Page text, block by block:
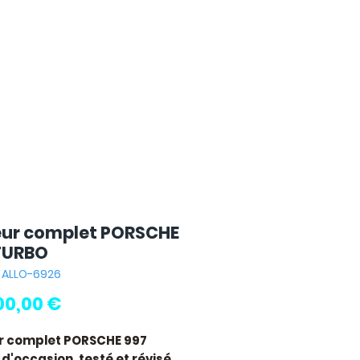
complet PORSCHE
6926
€
PORSCHE 997